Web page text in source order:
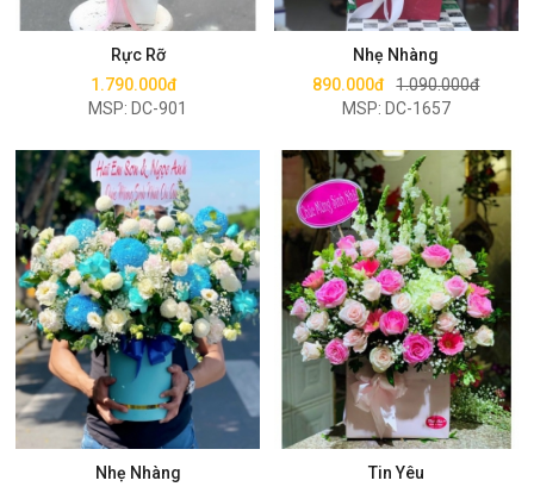
Rực Rỡ
1.790.000đ
MSP: DC-901
Mua ngay
Nhẹ Nhàng
890.000đ 1.090.000đ
MSP: DC-1657
Mua ngay
Nhẹ Nhàng
Mua ngay
Tin Yêu
Mua ngay